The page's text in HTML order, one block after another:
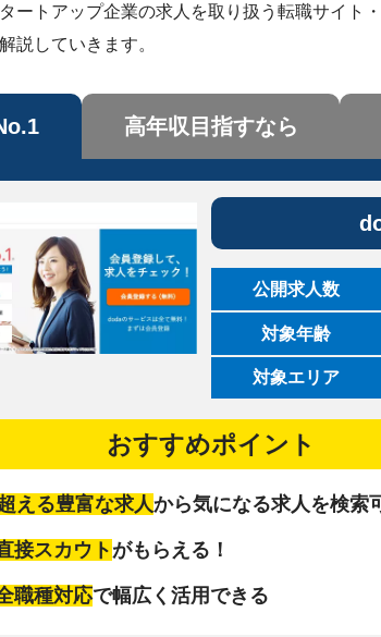
ートアップ企業の求人を取り扱う転職サイト
説していきます。
高年収目指すなら
公開求人数
対象年齢
対象エリア
おすすめポイント
える豊富な求人から気になる求人を検索
接スカウト がもらえる！
職種対応で幅広く活用できる